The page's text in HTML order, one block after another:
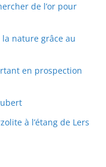
de l’or pour
nature grâce au
en prospection
à l’étang de Lers